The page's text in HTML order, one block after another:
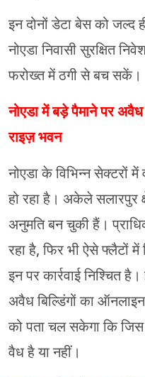
इन दोनों डेटा बेस को जल्द
नोएडा निवासी सुरक्षित
फरोख्त में ठगी से बच सकें।
नोएडा में बड़े पैमाने पर
राइज़ भवन
नोएडा के विभिन्न सेक्टरों में
हो रहा है। अकेले सलारपुर
अनुमति बन चुकी हैं।
रहा है, फिर भी ऐसे फ्लैटों
इन पर कार्रवाई निश्चित
अवैध बिल्डिंगों का
को पता चल सकेगा कि
वैध है या नहीं।